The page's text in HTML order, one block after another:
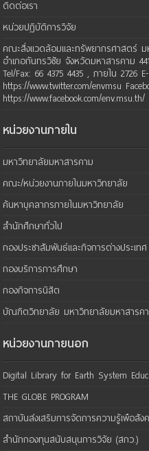
ติดต่อเรา
หน่วยปฏิบัติการวิจัย
คณะสิ่งแวดล้อมและทรัพยากรศาสตร์
อำเภอกันทรวิชัย จังหวัดมหาสารคาม
Tel/Fax: 66 4375 4435 , ภายใน 2726
https://www.twitter.com/envmsu
https://www.facebook.com/env.msu.th/
หน่วยงานภายใน
มหาวิทยาลัยมหาสารคาม
คณะ/หน่วยงานภายในมหาวิทยาลัย
ค้นหาบุคลากรภายในมหาวิทยาลัย
สำนักศึกษาทั่วไป
กองประชาสัมพันธ์และกิจการต่างประเทศ
กองบริการการศึกษา
กองกิจการนิสิต
บัณฑิตวิทยาลัย มหาวิทยาลัยมหาสารค
หน่วยงานภายนอก
Digital Library for Earth System
THE GLOBE PROGRAM
สถาบันส่งเสริมการจัดการความรู้เพือสั
สำนักกองทุนสนับสนุนการวิจัย (สกว.)